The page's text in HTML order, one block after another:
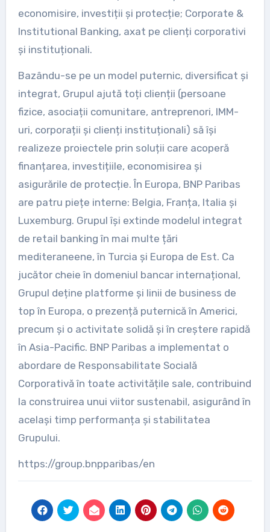
economisire, investiții și protecție; Corporate &
Institutional Banking, axat pe clienți corporativi
și instituționali.
Bazându-se pe un model puternic, diversificat și
integrat, Grupul ajută toți clienții (persoane
fizice, asociații comunitare, antreprenori, IMM-
uri, corporații și clienți instituționali) să își
realizeze proiectele prin soluții care acoperă
finanțarea, investițiile, economisirea și
asigurările de protecție. În Europa, BNP Paribas
are patru piețe interne: Belgia, Franța, Italia și
Luxemburg. Grupul își extinde modelul integrat
de retail banking în mai multe țări
mediteraneene, în Turcia și Europa de Est. Ca
jucător cheie în domeniul bancar internațional,
Grupul deține platforme și linii de business de
top în Europa, o prezență puternică în Americi,
precum și o activitate solidă și în creștere rapidă
în Asia-Pacific. BNP Paribas a implementat o
abordare de Responsabilitate Socială
Corporativă în toate activitățile sale, contribuind
la construirea unui viitor sustenabil, asigurând în
același timp performanța și stabilitatea
Grupului.
https://group.bnpparibas/en